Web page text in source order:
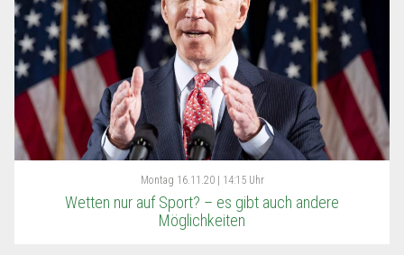
Montag 16.11.20 | 14:15 Uhr
Wetten nur auf Sport? – es gibt auch andere
Möglichkeiten